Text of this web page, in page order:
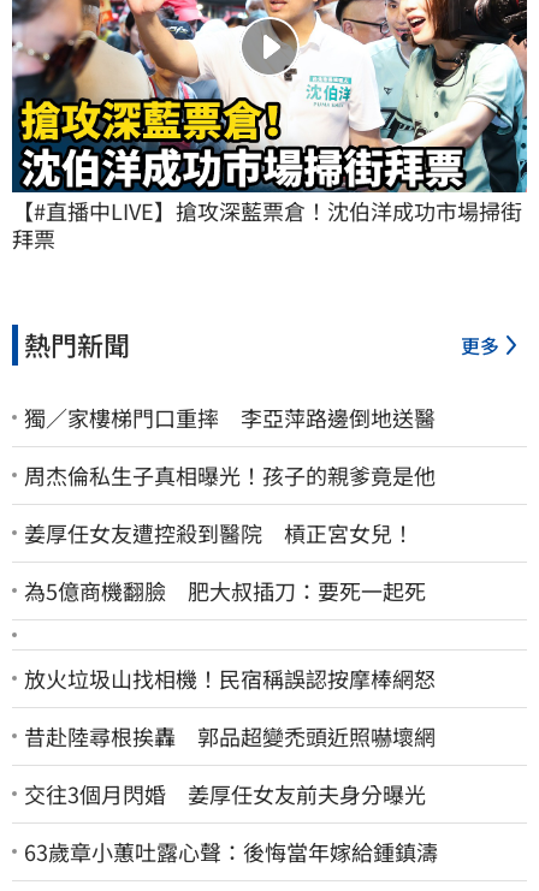
【#直播中LIVE】搶攻深藍票倉！沈伯洋成功市場掃街
拜票
熱門新聞 更多
獨／家樓梯門口重摔 李亞萍路邊倒地送醫
周杰倫私生子真相曝光！孩子的親爹竟是他
姜厚任女友遭控殺到醫院 槓正宮女兒！
為5億商機翻臉 肥大叔插刀：要死一起死
放火垃圾山找相機！民宿稱誤認按摩棒網怒
昔赴陸尋根挨轟 郭品超變禿頭近照嚇壞網
交往3個月閃婚 姜厚任女友前夫身分曝光
63歲章小蕙吐露心聲：後悔當年嫁給鍾鎮濤